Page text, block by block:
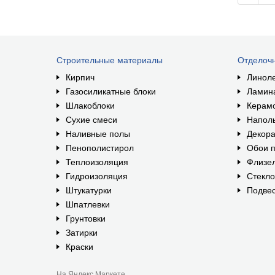
Строительные материалы
Кирпич
Газосиликатные блоки
Шлакоблоки
Сухие смеси
Наливные полы
Пенополистирол
Теплоизоляция
Гидроизоляция
Штукатурки
Шпатлевки
Грунтовки
Затирки
Краски
Обои